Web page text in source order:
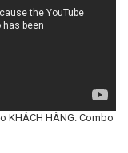
KHÁCH HÀNG. Combo